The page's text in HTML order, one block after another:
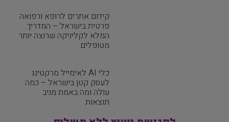
קידום אתרים לרופא ורפואה
פרטית בישראל – המדריך
המלא לקליניקה שרוצה יותר
מטופלים
כלי AI לאימייל מרקטינג
לעסק קטן בישראל – כמה
עולה ומה באמת מניב
תוצאות